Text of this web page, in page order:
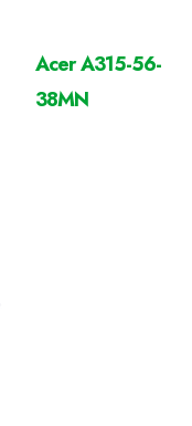
Acer A315-56-
38MN